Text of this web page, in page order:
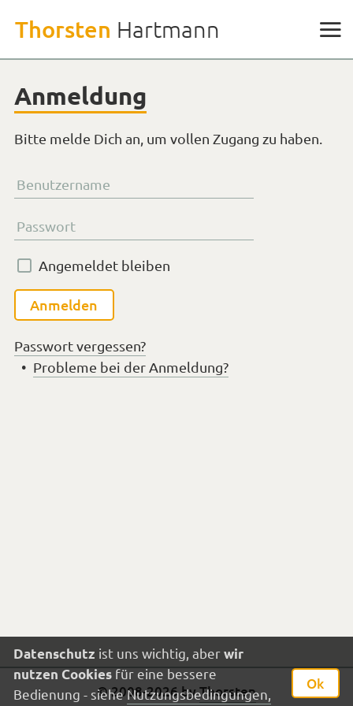
den
Thorsten Hartmann
Anmeldung
Bitte melde Dich an, um vollen Zugang zu haben.
Benutzername
Passwort
Angemeldet bleiben
Passwort vergessen?
Probleme bei der Anmeldung?
Impressum© 2008-2026 byThorsten
Datenschutz ist uns wichtig, aberwir
nutzen Cookiesfür eine bessere
Bedienung - sieheNutzungsbedingungen,
Ok